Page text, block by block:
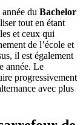
du Bachelor
tout en étant
et ceux qui
de l’école et
il est également
année. Le
progressivement
avec plus